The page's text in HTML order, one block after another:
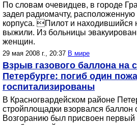
По словам очевидцев, в городе
задел радиомачту,
корпуса. Пилот и находившийся
выжили. Из больницы
женщин.
29 мая 2008 г., 20:37 В мире
Взрыв газового баллона на
Петербурге: погиб один
госпитализированы
В Красногвардейском районе
стройплощадки взорвался баллон
Возгоранию был присвоен